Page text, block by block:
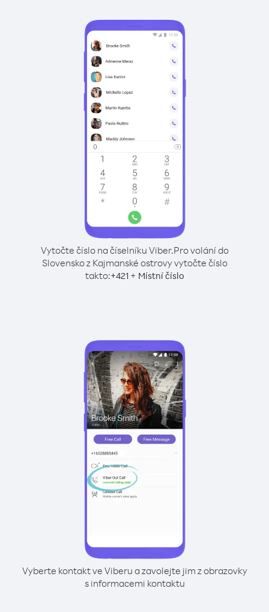
Vytočte číslo na číselníku Viber.Pro volání do
Slovensko z Kajmanské ostrovy vytočte číslo
takto:+421+ Místní číslo
Vyberte kontakt ve Viberu a zavolejte jim z obrazovky
s informacemi kontaktu